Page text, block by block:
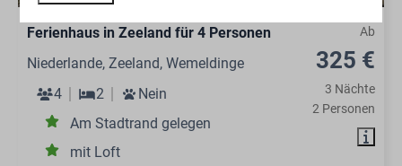
Ab
325 €
3 Nächte
2 Personen
Ferienhaus in Zeeland für 4 Personen
Niederlande, Zeeland, Wemeldinge
4
2
Nein
Am Stadtrand gelegen
mit Loft